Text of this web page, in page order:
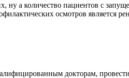
ну а количество пациентов с
осмотров является
докторам,